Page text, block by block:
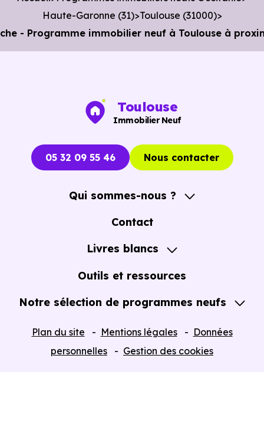
Haute-Garonne (31) Toulouse (31000)
- Programme immobilier neuf à Toulouse à
Toulouse
Immobilier Neuf
05 32 09 55 46 Nous contacter
Qui sommes-nous ?
A propos
Contact
Livres blancs
Guide de l'Achat immobilier neuf en VEFA
Outils et ressources
Notre sélection de programmes neufs
Plan du site Mentions légales
Données
personnelles
Gestion des cookies